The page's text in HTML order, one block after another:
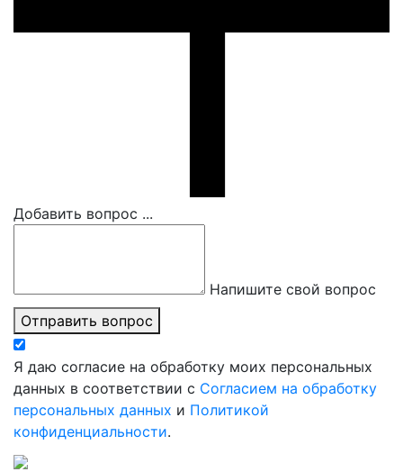
Добавить вопрос ...
Напишите свой вопрос
Отправить вопрос
Я даю согласие на обработку моих персональных
данных в соответствии с Согласием на обработку
персональных данных и Политикой
конфиденциальности.